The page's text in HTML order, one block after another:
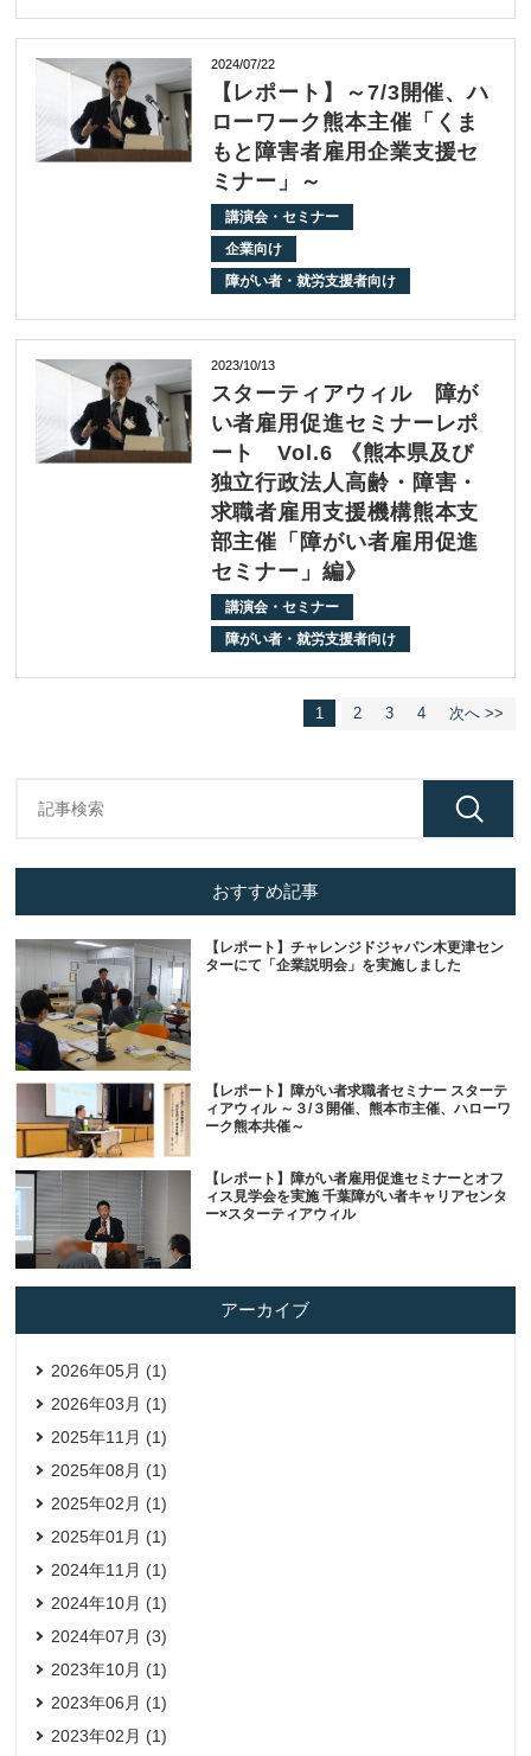
2024/07/22
【レポート】～7/3開催、ハ
ローワーク熊本主催「くま
もと障害者雇用企業支援セ
ミナー」～
講演会・セミナー
企業向け
障がい者・就労支援者向け
2023/10/13
スターティアウィル 障が
い者雇用促進セミナーレポ
ート Vol.6 《熊本県及び
独立行政法人高齢・障害・
求職者雇用支援機構熊本支
部主催「障がい者雇用促進
セミナー」編》
講演会・セミナー
障がい者・就労支援者向け
1 2 3 4 次へ >>
おすすめ記事
【レポート】チャレンジドジャパン木更津セン
ターにて「企業説明会」を実施しました
【レポート】障がい者求職者セミナー スターテ
ィアウィル ～３/３開催、熊本市主催、ハローワ
ーク熊本共催～
【レポート】障がい者雇用促進セミナーとオフ
ィス見学会を実施 千葉障がい者キャリアセンタ
ー×スターティアウィル
アーカイブ
2026年05月 (1)
2026年03月 (1)
2025年11月 (1)
2025年08月 (1)
2025年02月 (1)
2025年01月 (1)
2024年11月 (1)
2024年10月 (1)
2024年07月 (3)
2023年10月 (1)
2023年06月 (1)
2023年02月 (1)